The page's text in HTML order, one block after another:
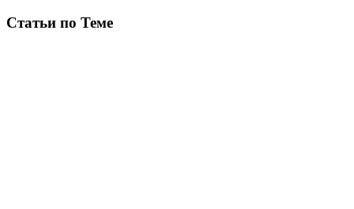
Статьи по Теме